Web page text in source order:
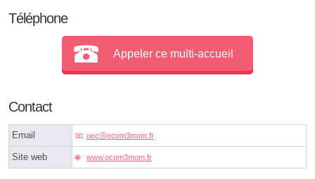
Téléphone
Appeler ce multi-accueil
Contact
Email oecⓐocom3mom.fr
Site web www.ocom3mom.fr